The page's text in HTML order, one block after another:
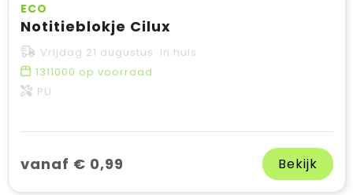
ECO
Notitieblokje Cilux
Vrijdag 21 augustus in huis
1311000 op voorraad
PU
vanaf € 0,99 Bekijk